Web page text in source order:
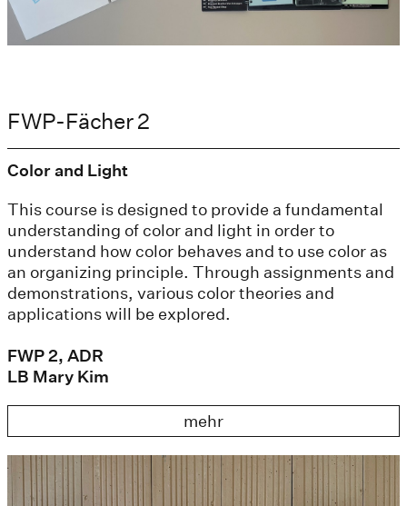
FWP-Fächer 2
Color and Light
This course is designed to provide a fundamental
understanding of color and light in order to
understand how color behaves and to use color as
an organizing principle. Through assignments and
demonstrations, various color theories and
applications will be explored.
FWP 2, ADR
LB Mary Kim
mehr